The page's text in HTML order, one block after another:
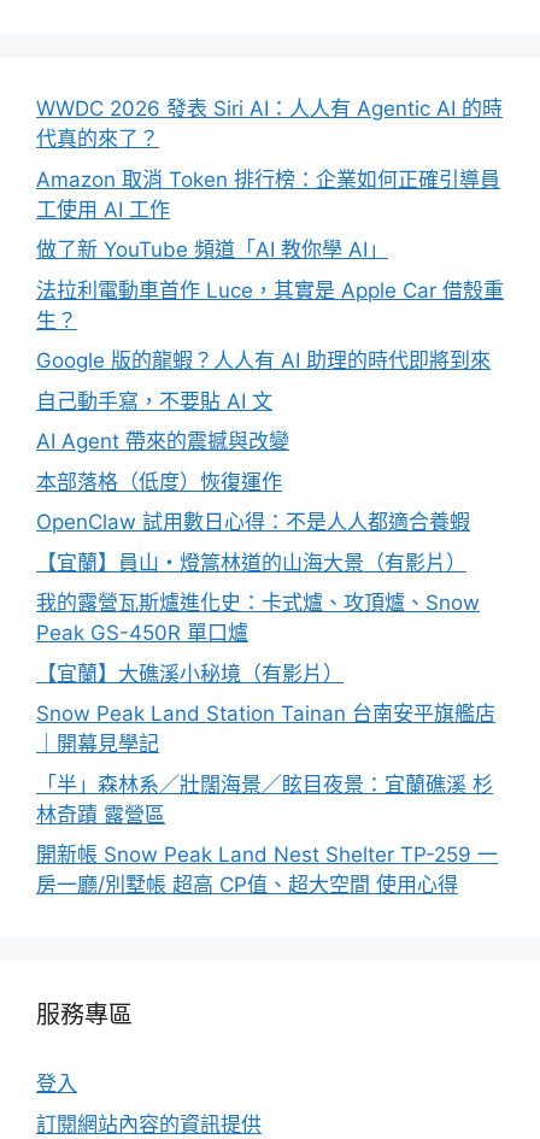
WWDC 2026 發表 Siri AI：人人有 Agentic AI 的時
代真的來了？
Amazon 取消 Token 排行榜：企業如何正確引導員
工使用 AI 工作
做了新 YouTube 頻道「AI 教你學 AI」
法拉利電動車首作 Luce，其實是 Apple Car 借殼重
生？
Google 版的龍蝦？人人有 AI 助理的時代即將到來
自己動手寫，不要貼 AI 文
AI Agent 帶來的震撼與改變
本部落格（低度）恢復運作
OpenClaw 試用數日心得：不是人人都適合養蝦
【宜蘭】員山・燈篙林道的山海大景（有影片）
我的露營瓦斯爐進化史：卡式爐、攻頂爐、Snow
Peak GS-450R 單口爐
【宜蘭】大礁溪小秘境（有影片）
Snow Peak Land Station Tainan 台南安平旗艦店
｜開幕見學記
「半」森林系／壯闊海景／眩目夜景：宜蘭礁溪 杉
林奇蹟 露營區
開新帳 Snow Peak Land Nest Shelter TP-259 一
房一廳/別墅帳 超高 CP值、超大空間 使用心得
服務專區
登入
訂閱網站內容的資訊提供